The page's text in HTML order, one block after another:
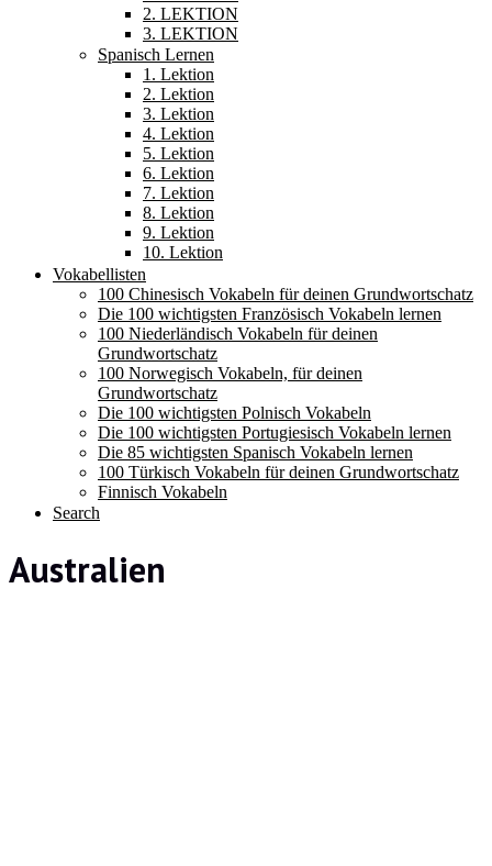
2. LEKTION
3. LEKTION
Spanisch Lernen
1. Lektion
2. Lektion
3. Lektion
4. Lektion
5. Lektion
6. Lektion
7. Lektion
8. Lektion
9. Lektion
10. Lektion
Vokabellisten
100 Chinesisch Vokabeln für deinen Grundwortschatz
Die 100 wichtigsten Französisch Vokabeln lernen
100 Niederländisch Vokabeln für deinen
Grundwortschatz
100 Norwegisch Vokabeln, für deinen
Grundwortschatz
Die 100 wichtigsten Polnisch Vokabeln
Die 100 wichtigsten Portugiesisch Vokabeln lernen
Die 85 wichtigsten Spanisch Vokabeln lernen
100 Türkisch Vokabeln für deinen Grundwortschatz
Finnisch Vokabeln
Search
Australien